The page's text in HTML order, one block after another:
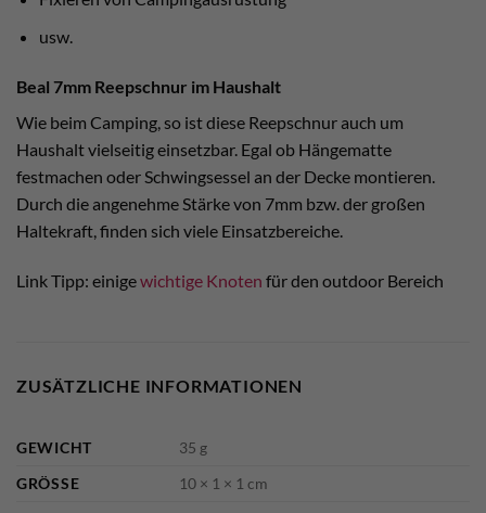
usw.
Beal 7mm Reepschnur im Haushalt
Wie beim Camping, so ist diese Reepschnur auch um
Haushalt vielseitig einsetzbar. Egal ob Hängematte
festmachen oder Schwingsessel an der Decke montieren.
Durch die angenehme Stärke von 7mm bzw. der großen
Haltekraft, finden sich viele Einsatzbereiche.
Link Tipp: einigewichtige Knoten für den outdoor Bereich
ZUSÄTZLICHE INFORMATIONEN
GEWICHT
35 g
GRÖSSE
10 × 1 × 1 cm